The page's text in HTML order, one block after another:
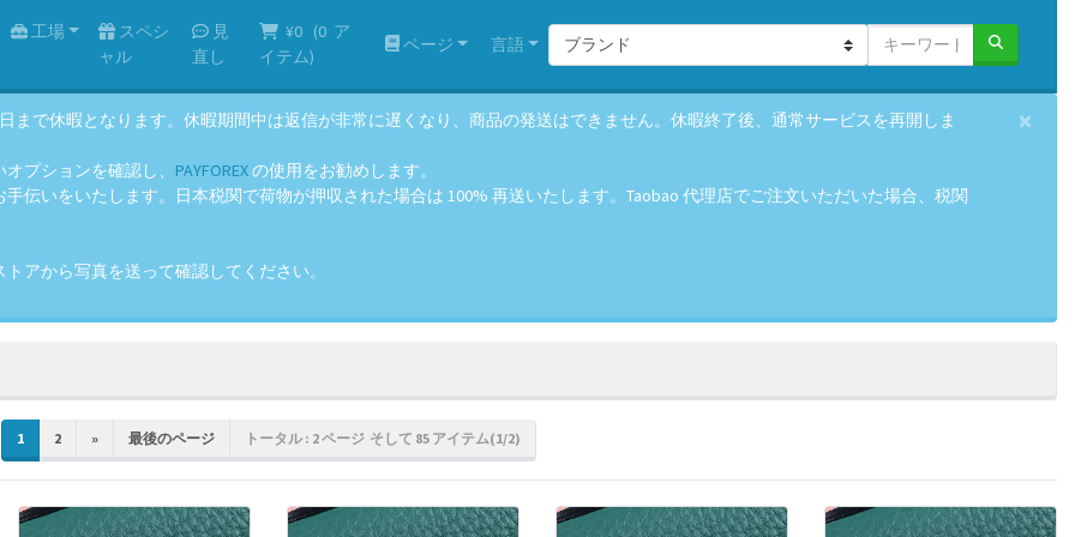
工場
スペシ
ャル
見
直し
¥0 (0 ア
イテム)
ページ 言語
まで休暇となります。休暇期間中は返信が非常に遅くなり、商品の発送はできません。休暇終了後、通常サービスを再開しま
オプションを確認し、 PAYFOREXの使用をお勧めします。
伝いをいたします。日本税関で荷物が押収された場合は 100% 再送いたします。Taobao 代理店でご注文いただいた場合、税関
アから写真を送って確認してください。
×
1 2 » 最後のページ トータル : 2 ページ そして 85 アイテム(1/2)